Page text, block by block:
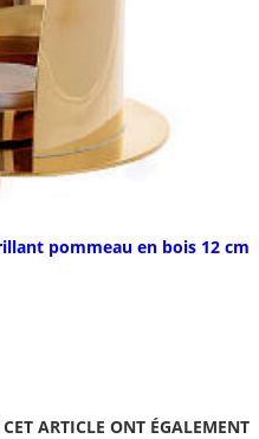
pommeau en bois 12 cm
ARTICLE ONT ÉGALEMENT